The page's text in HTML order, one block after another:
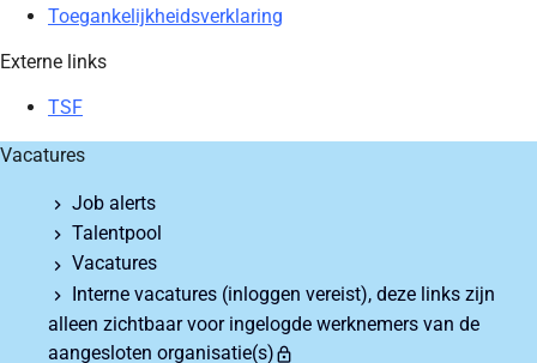
Toegankelijkheidsverklaring
Externe links
TSF
Vacatures
Job alerts
Talentpool
Vacatures
Interne vacatures (inloggen vereist), deze links zijn
alleen zichtbaar voor ingelogde werknemers van de
aangesloten organisatie(s)lock